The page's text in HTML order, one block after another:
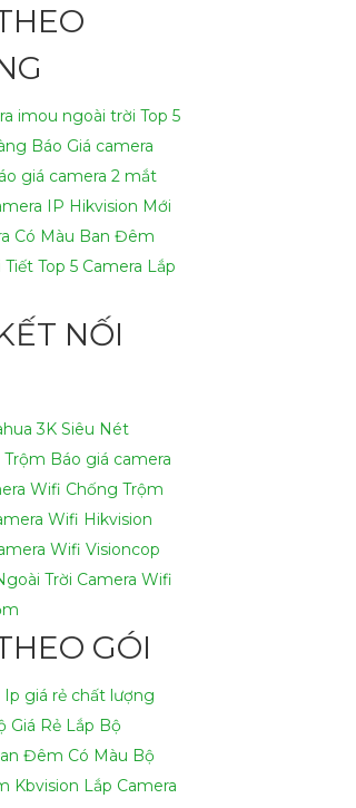
imou ngoài trời Top 5
Báo Giá camera
giá camera 2 mắt
IP Hikvision Mới
Có Màu Ban Đêm
Tiết Top 5 Camera Lắp
NỐI
3K Siêu Nét
Trộm Báo giá camera
Wifi Chống Trộm
Wifi Hikvision
Wifi Visioncop
Trời Camera Wifi
GÓI
giá rẻ chất lượng
Giá Rẻ Lắp Bộ
Đêm Có Màu Bộ
Kbvision Lắp Camera